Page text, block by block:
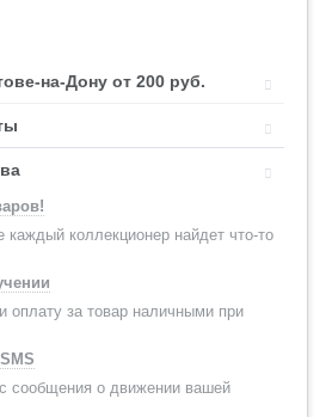
на-Дону от 200 руб.
каждый коллекционер найдет что-то
оплату за товар наличными при
сообщения о движении вашей